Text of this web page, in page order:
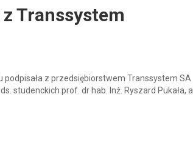
Transsystem
z przedsiębiorstwem Transsystem SA
studenckich prof. dr hab. Inż. Ryszard Pukała, a